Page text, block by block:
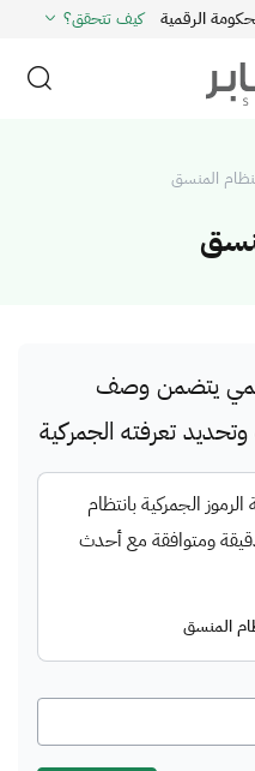
الرقمية كيف تتحقق؟
المنسق
يتضمن وصف
تعرفته الجمركية
الجمركية بانتظام
ومتوافقة مع أحدث
المنسق